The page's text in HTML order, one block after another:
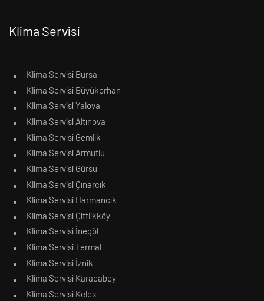
Klima Servisi
Klima Servisi Bursa
Klima Servisi Büyükorhan
Klima Servisi Yalova
Klima Servisi Altınova
Klima Servisi Gemlik
Klima Servisi Armutlu
Klima Servisi Gürsu
Klima Servisi Çınarcık
Klima Servisi Harmancık
Klima Servisi Çiftlikköy
Klima Servisi İnegöl
Klima Servisi Termal
Klima Servisi İznik
Klima Servisi Karacabey
Klima Servisi Keles